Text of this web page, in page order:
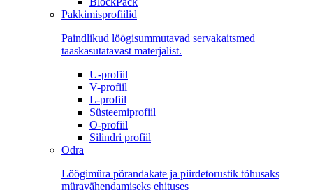
Pakkimisprofiilid
Paindlikud löögisummutavad servakaitsmed
taaskasutatavast materjalist.
U-profiil
V-profiil
L-profiil
Süsteemiprofiil
O-profiil
Silindri profiil
Odra
Löögimüra põrandakate ja piirdetorustik tõhusaks
müravähendamiseks ehituses